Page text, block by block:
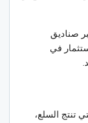
صناديق
في
تنتج السلع،